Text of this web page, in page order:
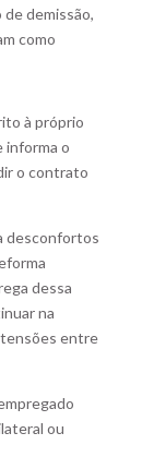
demissão,
como
à próprio
informa o
o contrato
desconfortos
dessa
na
tensões entre
ou